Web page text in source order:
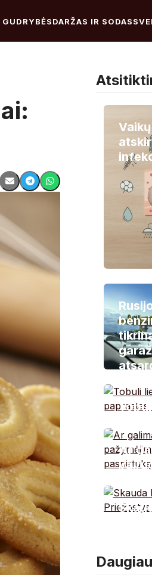
DARŽAS IR SODAS
Ar